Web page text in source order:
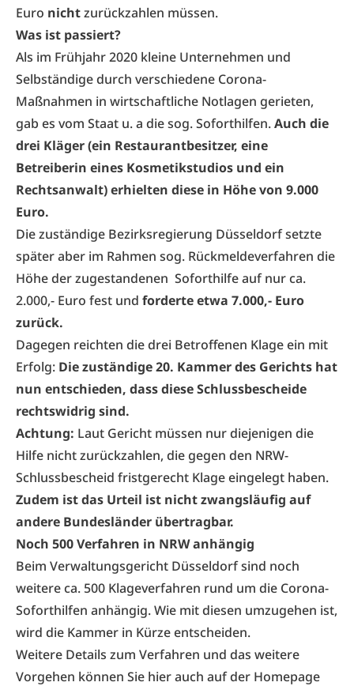
Euro nichtzurückzahlen müssen.
Was ist passiert?
Als im Frühjahr 2020 kleine Unternehmen und
Selbständige durch verschiedene Corona-
Maßnahmen in wirtschaftliche Notlagen gerieten,
gab es vom Staat u. a die sog. Soforthilfen.Auch die
drei Kläger (ein Restaurantbesitzer, eine
Betreiberin eines Kosmetikstudios und ein
Rechtsanwalt) erhielten diese in Höhe von 9.000
Euro.
Die zuständige Bezirksregierung Düsseldorf setzte
später aber im Rahmen sog. Rückmeldeverfahren die
Höhe der zugestandenen Soforthilfe auf nur ca.
2.000,- Euro fest und forderte etwa 7.000,- Euro
zurück.
Dagegen reichten die drei Betroffenen Klage ein mit
Erfolg: Die zuständige 20. Kammer des Gerichts hat
nun entschieden, dass diese Schlussbescheide
rechtswidrig sind.
Achtung: Laut Gericht müssen nur diejenigen die
Hilfe nicht zurückzahlen, die gegen den NRW-
Schlussbescheid fristgerecht Klage eingelegt haben.
Zudem ist das Urteil ist nicht zwangsläufig auf
andere Bundesländer übertragbar.
Noch 500 Verfahren in NRW anhängig
Beim Verwaltungsgericht Düsseldorf sind noch
weitere ca. 500 Klageverfahren rund um die Corona-
Soforthilfen anhängig. Wie mit diesen umzugehen ist,
wird die Kammer in Kürze entscheiden.
Weitere Details zum Verfahren und das weitere
Vorgehen können Sie hierauch auf der Homepage